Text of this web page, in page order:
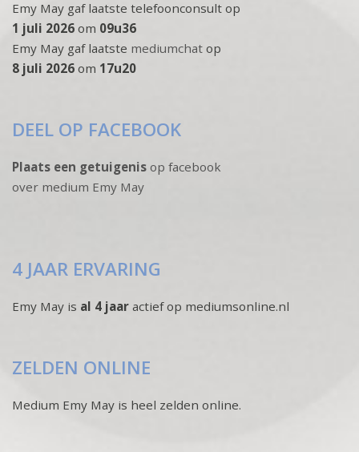
Emy May gaf laatste telefoonconsult op
1 juli 2026 om 09u36
Emy May gaf laatste mediumchat op
8 juli 2026 om 17u20
DEEL OP FACEBOOK
Plaats een getuigenis op facebook
over medium Emy May
4 JAAR ERVARING
Emy May is al 4 jaar actief op mediumsonline.nl
ZELDEN ONLINE
Medium Emy May is heel zelden online.